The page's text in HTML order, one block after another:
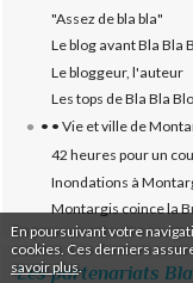
En poursuivant votre
cookies. Ces derniers
savoir plus.
"Assez de bla bla"
Le blog avant Bla Bla
Le bloggeur, l'auteur
Les tops de Bla Bla
• • Vie et ville de
42 heures pour un
Inondations à
Montargis coince la
Les partenariats